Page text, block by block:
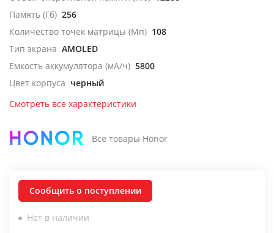
Память (Гб) 256
Количество точек матрицы (Мп) 108
Тип экрана AMOLED
Емкость аккумулятора (мА/ч) 5800
Цвет корпуса черный
Смотреть все характеристики
Все товары Honor
Сообщить о поступлении
Нет в наличии